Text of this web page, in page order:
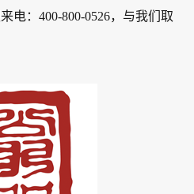
电：400-800-0526，与我们取